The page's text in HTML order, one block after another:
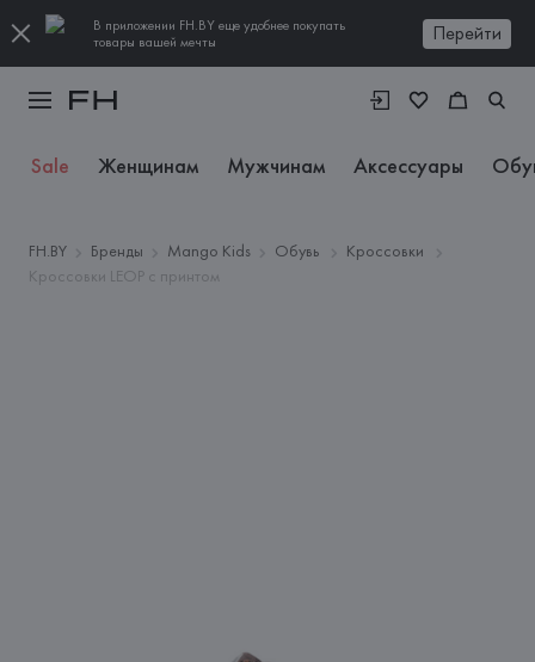
В приложении FH.BY еще удобнее покупать
товары вашей мечты
Перейти
Sale Женщинам Мужчинам Аксессуары
FH.BY Бренды Mango Kids Обувь
Кроссовки
Кроссовки LEOP с принтом